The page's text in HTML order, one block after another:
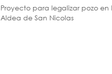
Proyecto para legalizar pozo en
Aldea de San Nicolas